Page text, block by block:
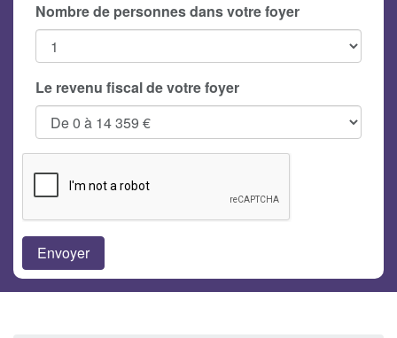
Nombre de personnes dans votre foyer
Le revenu fiscal de votre foyer